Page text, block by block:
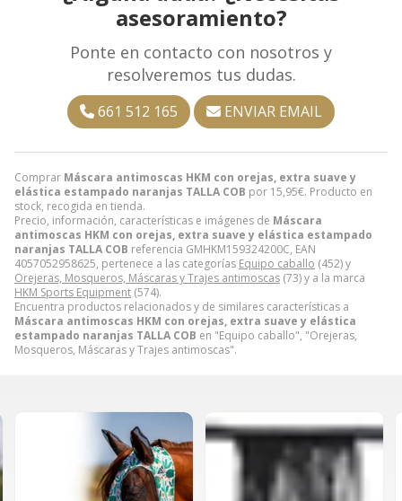
Comprar Máscara antimoscas HKM con orejas, extra suave y
elástica estampado naranjas TALLA COB por 15,95€. Producto en
stock, recogida en tienda.
Precio, información, características e imágenes de Máscara
antimoscas HKM con orejas, extra suave y elástica estampado
naranjas TALLA COB referencia GMHKM159324200C, EAN
4057052958625, pertenece a las categorías Equipo caballo (452) y
Orejeras, Mosqueros, Máscaras y Trajes antimoscas (73) y a la marca
HKM Sports Equipment (574).
Encuentra productos relacionados y de similares características a
Máscara antimoscas HKM con orejas, extra suave y elástica
estampado naranjas TALLA COB en "Equipo caballo", "Orejeras,
Mosqueros, Máscaras y Trajes antimoscas".
asesoramiento?
Ponte en contacto con nosotros y
resolveremos tus dudas.
661 512 165 ENVIAR EMAIL